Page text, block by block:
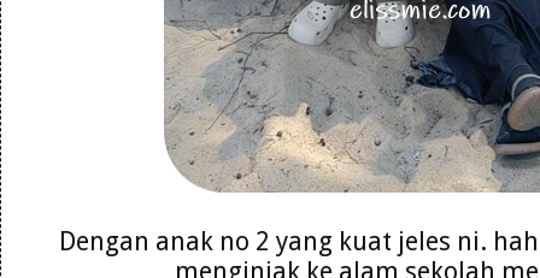
Dengan anak no 2 yang kuat jeles ni.
menginjak ke alam sekolah